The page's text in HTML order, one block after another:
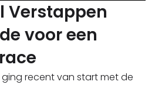
Verstappen
voor een
ging recent van start met de